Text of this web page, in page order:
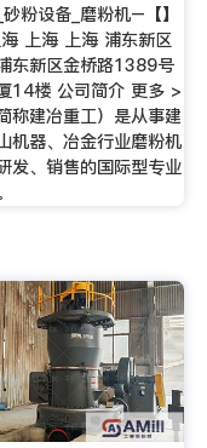
粉设备_磨粉机–【】
上海 上海 浦东新区
东新区金桥路1389号
14楼 公司简介 更多 >
称建冶重工）是从事建
机器、冶金行业磨粉机
发、销售的国际型专业